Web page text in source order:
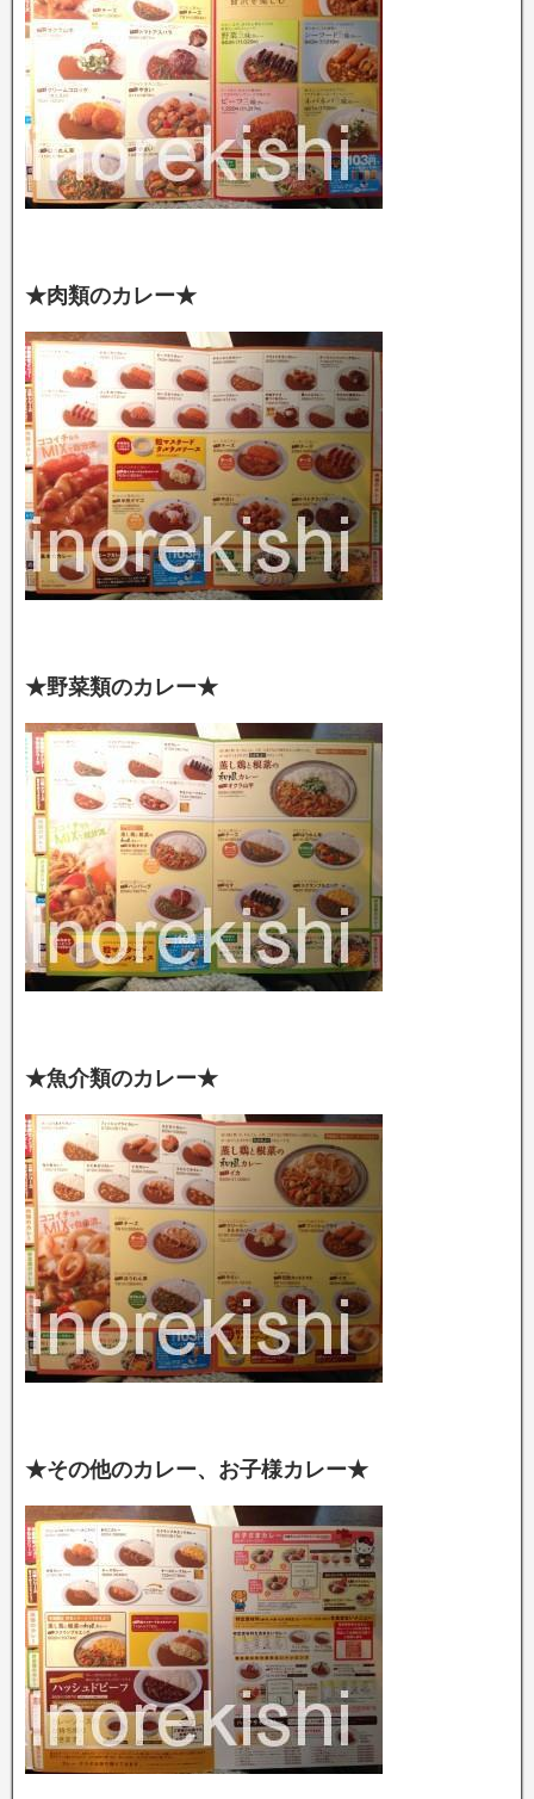
★肉類のカレー★
★野菜類のカレー★
★魚介類のカレー★
★その他のカレー、お子様カレー★